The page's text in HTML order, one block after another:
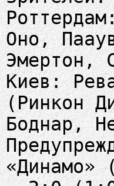
Оно,
Эмертон,
Киев:
(Ринкон
Боднар,
«Динамо»